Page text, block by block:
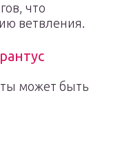
что
ветвления.
может быть